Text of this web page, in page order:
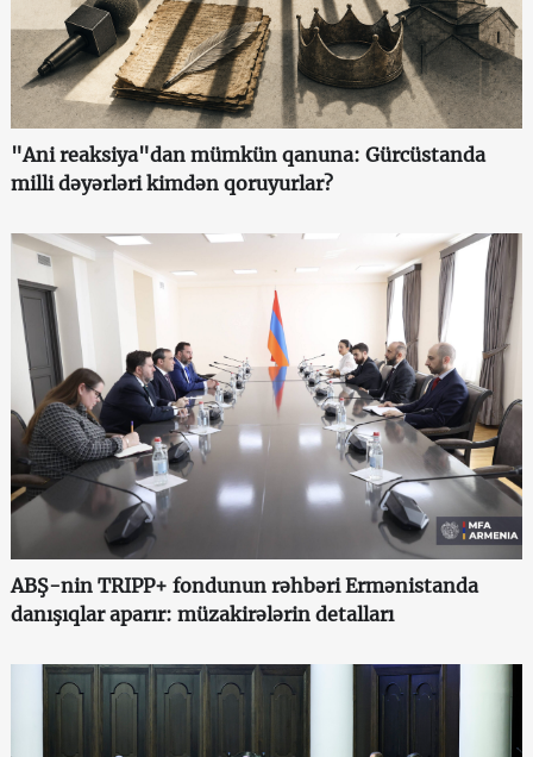
"Ani reaksiya"dan mümkün qanuna: Gürcüstanda
milli dəyərləri kimdən qoruyurlar?
ABŞ-nin TRIPP+ fondunun rəhbəri Ermənistanda
danışıqlar aparır: müzakirələrin detalları